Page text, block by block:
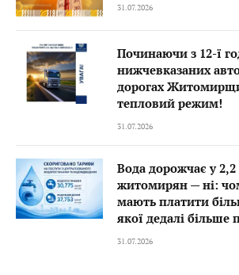
31.07.2026
Починаючи з 12-ї
нижчевказаних
дорогах
тепловий режим!
31.07.2026
Вода дорожчає у 2,2
житомирян — ні:
мають платити
якої дедалі більше
31.07.2026